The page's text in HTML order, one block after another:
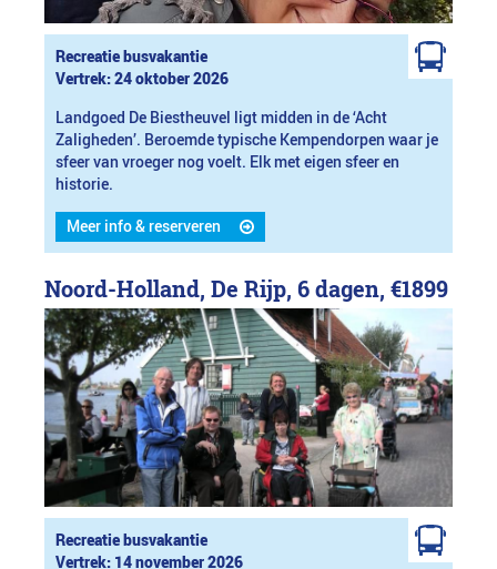
Recreatie busvakantie
Vertrek: 24 oktober 2026
Landgoed De Biestheuvel ligt midden in de ‘Acht
Zaligheden’. Beroemde typische Kempendorpen waar je
sfeer van vroeger nog voelt. Elk met eigen sfeer en
historie.
Meer info & reserveren
Noord-Holland, De Rijp, 6 dagen, €1899
Recreatie busvakantie
Vertrek: 14 november 2026